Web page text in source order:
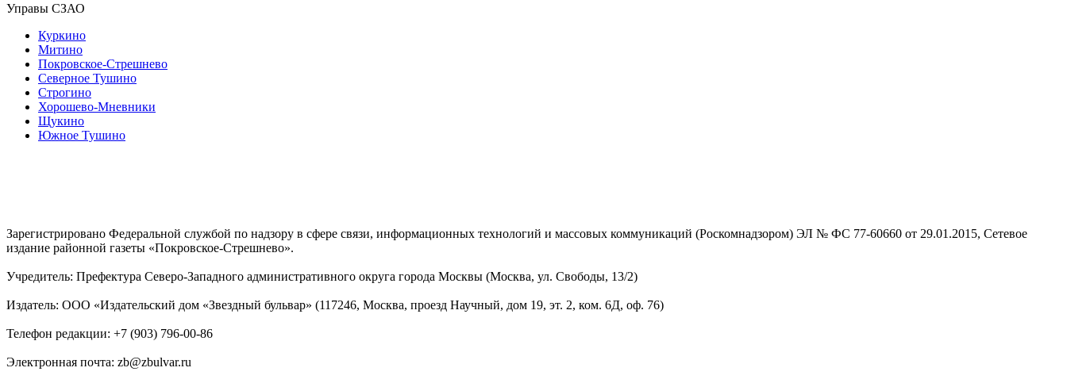
Управы СЗАО
Куркино
Митино
Покровское-Стрешнево
Северное Тушино
Строгино
Хорошево-Мневники
Щукино
Южное Тушино
Зарегистрировано Федеральной службой по надзору в сфере связи, информационных технологий и массовых коммуникаций (Роскомнадзором) ЭЛ № ФС 77-60660 от 29.01.2015, Сетевое
издание районной газеты «Покровское-Стрешнево».
Учредитель: Префектура Северо-Западного административного округа города Москвы (Москва, ул. Свободы, 13/2)
Издатель: ООО «Издательский дом «Звездный бульвар» (117246, Москва, проезд Научный, дом 19, эт. 2, ком. 6Д, оф. 76)
Телефон редакции: +7 (903) 796-00-86
Электронная почта: zb@zbulvar.ru